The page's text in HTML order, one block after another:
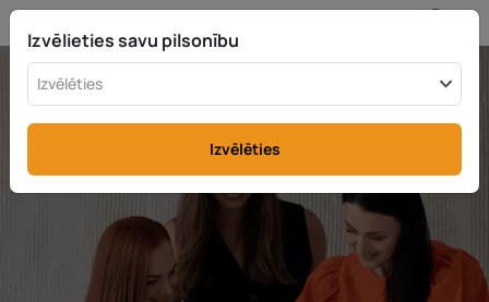
Izvēlieties savu pilsonību
Izvēlēties
Izvēlēties